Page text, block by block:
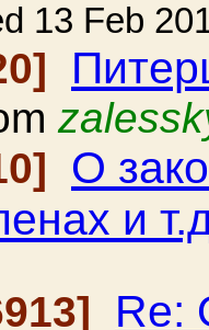
13 Feb
О
и
Re: